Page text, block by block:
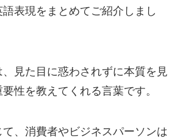
表現をまとめてご紹介しまし
、見た目に惑わされずに本質を見
性を教えてくれる言葉です。
、消費者やビジネスパーソンは